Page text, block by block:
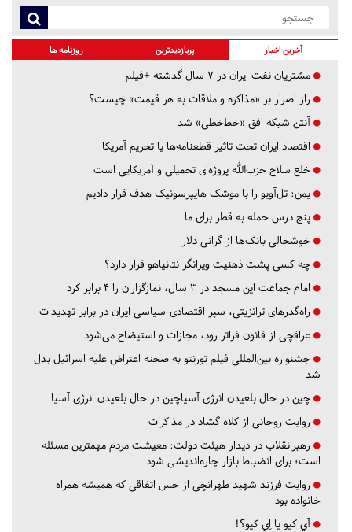
آخرین اخبار پربازدیدترین روزنامه ها
مشتریان نفت ایران در ۷ سال گذشته +فیلم
راز اصرار بر «مذاکره و ملاقات به هر قیمت» چیست؟
آنتن شبکه افق «خط‌خطی» شد
اقتصاد ایران تحت تاثیر قطعنامه‌ها یا تحریم‌ آمریکا
خلع سلاح حزب‌الله پروژه‌ای تحمیلی و آمریکایی است
یمن: تل‌آویو را با موشک هایپرسونیک هدف قرار دادیم
پنج درس‌ حمله به قطر برای ما
خوشحالی بانک‌ها از گرانی دلار
چه کسی پشت ذهنیت ویرانگر نتانیاهو قرار دارد؟
امام جماعت این مسجد در ۳ سال، نمازگزاران را ۴ برابر کرد
راه‌گذرهای ترانزیتی، سپر اقتصادی-سیاسی ایران در برابر تهدیدات
عراقچی از قانون فراتر رود، مجازات و استیضاح می‌شود
جشنواره بین‌المللی فیلم تورنتو به صحنه اعتراض علیه اسرائیل بدل
شد
چین در حال بلعیدن انرژی آسیاچین در حال بلعیدن انرژی آسیا
روایت روحانی از کلاه گشاد در مذاکرات
رهبرانقلاب در دیدار هیئت دولت: معیشت مردم مهمترین مسئله
است؛ برای انضباط بازار چاره‌اندیشی شود
روایت فرزند شهید طهرانچی از حس اتفاقی که همیشه همراه
خانواده بود
آي كيو يا اِي كيو؟!